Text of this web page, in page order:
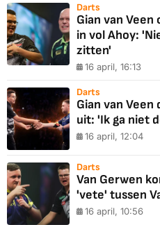
Darts
Gian van
in vol Ahoy:
zitten'
16 april, 16:13
Darts
Gian van
uit: 'Ik ga niet
16 april, 12:04
Darts
Van Gerwen
'vete' tussen
16 april, 10:56